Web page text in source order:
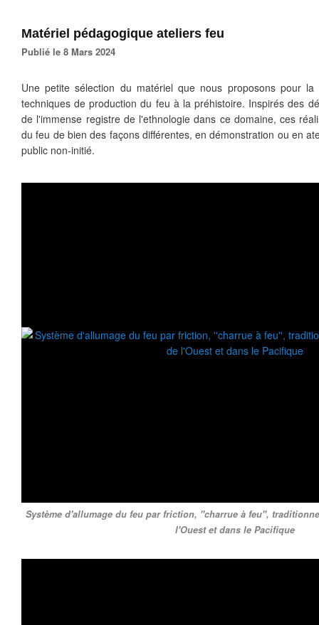
Matériel pédagogique ateliers feu
Publié le 8 Mars 2024
Une petite sélection du matériel que nous proposons pour
techniques de production du feu à la préhistoire. Inspirés des
de l'immense registre de l'ethnologie dans ce domaine, ces
du feu de bien des façons différentes, en démonstration ou en
public non-initié.
Système d'allumage du feu par friction, ''charrue à feu'',
l'Ouest et dans le Pacifique